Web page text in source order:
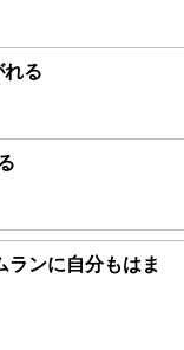
る
ランに自分もはま